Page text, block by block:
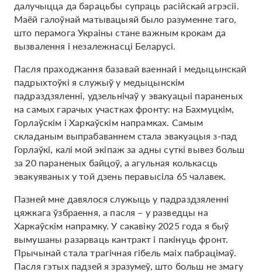
далучыцца да барацьбы супраць расійскай агрэсіі.
Маёй галоўнай матывацыяй было разуменне таго,
што перамога Украіны стане важным крокам да
вызвалення і незалежнасці Беларусі.
Пасля праходжання базавай ваеннай і медыцынскай
падрыхтоўкі я служыў у медыцынскім
падраздзяленні, удзельнічаў у эвакуацыі параненых
на самых гарачых участках фронту: на Бахмуцкім,
Горлаўскім і Харкаўскім напрамках. Самым
складаным выпрабаваннем стала эвакуацыя з-пад
Горлаўкі, калі мой экіпаж за адны суткі вывез больш
за 20 параненых байцоў, а агульная колькасць
эвакуяваных у той дзень перавысіла 65 чалавек.
Пазней мне давялося служыць у падраздзяленні
цяжкага ўзбраення, а пасля – у разведцы на
Харкаўскім напрамку. У сакавіку 2025 года я быў
вымушаны разарваць кантракт і пакінуць фронт.
Прычынай стала трагічная гібель маіх пабрацімаў.
Пасля гэтых падзей я зразумеў, што больш не змагу